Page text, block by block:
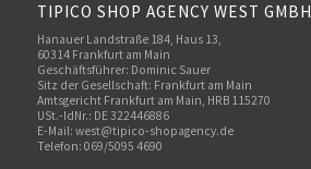
TIPICO SHOP AGENCY WEST GMBH
Hanauer Landstraße 184, Haus 13,
60314 Frankfurt am Main
Geschäftsführer: Dominic Sauer
Sitz der Gesellschaft: Frankfurt am Main
Amtsgericht Frankfurt am Main, HRB 115270
USt.-IdNr.: DE 322446886
E-Mail: west@tipico-shopagency.de
Telefon: 069/5095 4690